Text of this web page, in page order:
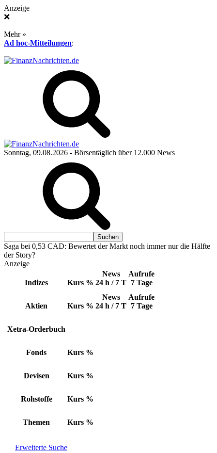
Anzeige
❌
Mehr »
Ad hoc-Mitteilungen:
Sonntag, 09.08.2026 - Börsentäglich über 12.000 News
Saga bei 0,53 CAD: Bewertet der Markt noch immer nur die Hälfte
der Story?
Anzeige
Indizes Kurs %
News
24 h / 7 T
Aufrufe
7 Tage
Aktien Kurs %
News
24 h / 7 T
Aufrufe
7 Tage
Xetra-Orderbuch
Fonds Kurs %
Devisen Kurs %
Rohstoffe Kurs %
Themen Kurs %
Erweiterte Suche